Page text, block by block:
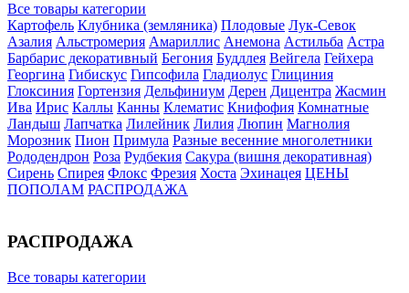
Все товары категории
Картофель Клубника (земляника) Плодовые Лук-Севок
Азалия Альстромерия Амариллис Анемона Астильба Астра
Барбарис декоративный Бегония Буддлея Вейгела Гейхера
Георгина Гибискус Гипсофила Гладиолус Глициния
Глоксиния Гортензия Дельфиниум Дерен Дицентра Жасмин
Ива Ирис Каллы Канны Клематис Книфофия Комнатные
Ландыш Лапчатка Лилейник Лилия Люпин Магнолия
Морозник Пион Примула Разные весенние многолетники
Рододендрон Роза Рудбекия Сакура (вишня декоративная)
Сирень Спирея Флокс Фрезия Хоста Эхинацея ЦЕНЫ
ПОПОЛАМ РАСПРОДАЖА
РАСПРОДАЖА
Все товары категории